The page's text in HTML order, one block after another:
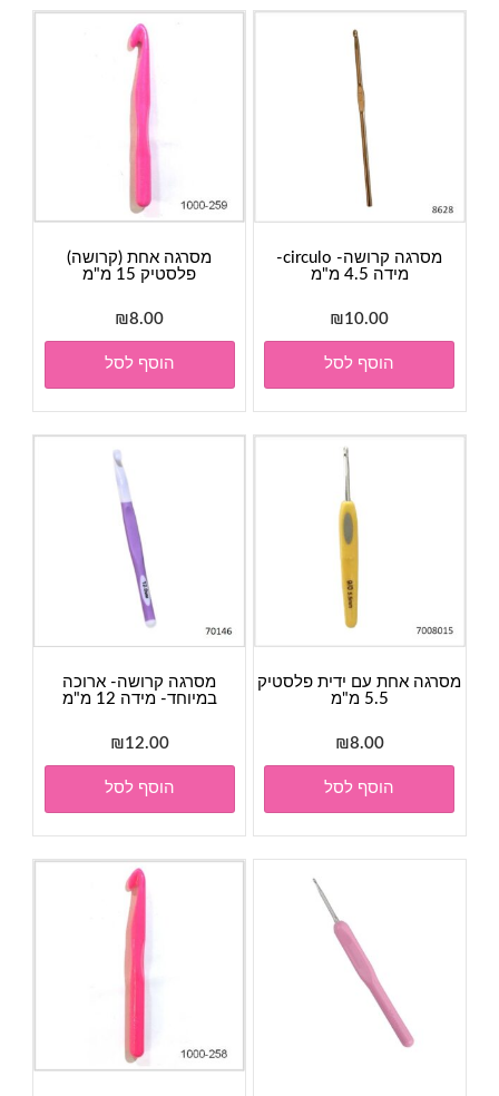
מסרגה קרושה- circulo-
מידה 4.5 מ"מ
₪10.00
הוסף לסל
מסרגה אחת (קרושה)
פלסטיק 15 מ"מ
₪8.00
הוסף לסל
מסרגה אחת עם ידית פלסטיק
5.5 מ"מ
₪8.00
הוסף לסל
מסרגה קרושה- ארוכה
במיוחד- מידה 12 מ"מ
₪12.00
הוסף לסל